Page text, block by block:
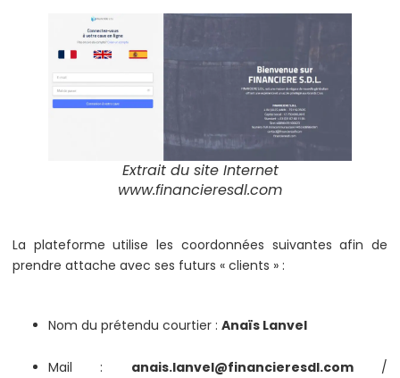
Extrait du site Internet
www.financieresdl.com
La plateforme utilise les coordonnées suivantes afin de
prendre attache avec ses futurs « clients » :
Nom du prétendu courtier : Anaïs Lanvel
Mail : anais.lanvel@financieresdl.com/